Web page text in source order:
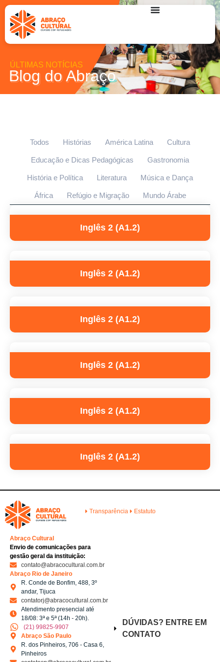
ÚLTIMAS NOTÍCIAS
Blog do Abraço
Todos Histórias América Latina Cultura
Educação e Dicas Pedagógicas Gastronomia
História e Política Literatura Música e Dança
África Refúgio e Migração Mundo Árabe
Inglês 2 (A1.2)
Inglês 2 (A1.2)
Inglês 2 (A1.2)
Inglês 2 (A1.2)
Inglês 2 (A1.2)
Inglês 2 (A1.2)
Transparência Estatuto
DÚVIDAS? ENTRE EM
CONTATO
Abraço Cultural
Envio de comunicações para
gestão geral da instituição:
contato@abracocultural.com.br
Abraço Rio de Janeiro
R. Conde de Bonfim, 488, 3º
andar, Tijuca
contatorj@abracocultural.com.br
Atendimento presencial até
18/08: 3ª e 5ª (14h - 20h).
(21) 99825-9907
Abraço São Paulo
R. dos Pinheiros, 706 - Casa 6,
Pinheiros